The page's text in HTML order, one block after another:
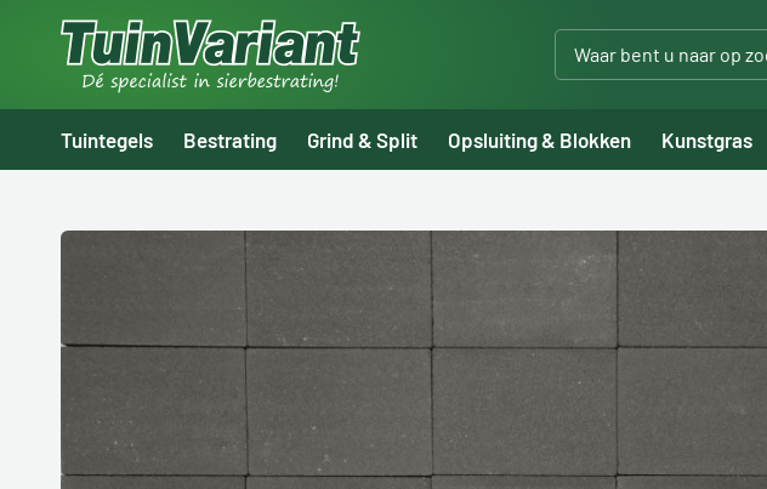
Tuintegels Bestrating Grind & Split Opsluiting & Blokken Kunstgras